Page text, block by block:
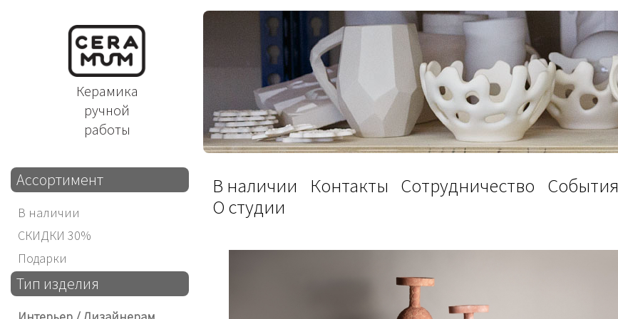
Керамика
ручной
работы
Ассортимент
В наличии
СКИДКИ 30%
Подарки
Тип изделия
В наличии Контакты Сотрудничество События
О студии